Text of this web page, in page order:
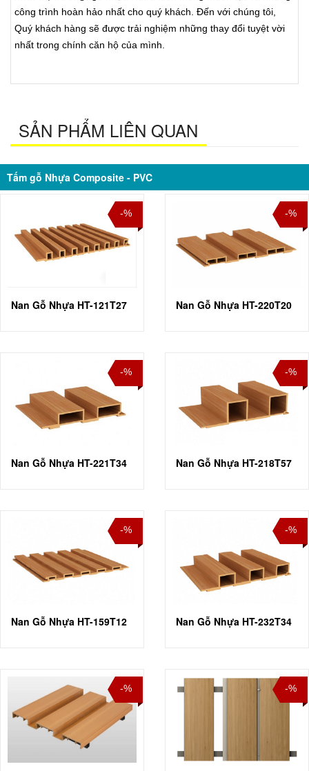
công trình hoàn hảo nhất cho quý khách. Đến với chúng tôi,
Quý khách hàng sẽ được trải nghiệm những thay đổi tuyệt vời
nhất trong chính căn hộ của mình.
SẢN PHẨM LIÊN QUAN
Tấm gỗ Nhựa Composite - PVC
-%
Nan Gỗ Nhựa HT-121T27
-%
Nan Gỗ Nhựa HT-220T20
-%
Nan Gỗ Nhựa HT-221T34
-%
Nan Gỗ Nhựa HT-218T57
-%
Nan Gỗ Nhựa HT-159T12
-%
Nan Gỗ Nhựa HT-232T34
-% -%